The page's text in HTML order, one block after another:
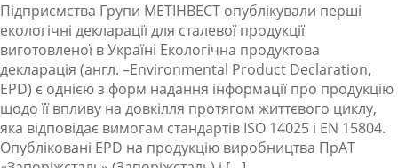
Підприємства Групи МЕТІНВЕСТ опублікували перші
екологічні декларації для сталевої продукції
виготовленої в Україні Екологічна продуктова
декларація (англ. –Environmental Product Declaration,
EPD) є однією з форм надання інформації про продукцію
щодо її впливу на довкілля протягом життєвого циклу,
яка відповідає вимогам стандартів ISO 14025 і EN 15804.
Опубліковані EPD на продукцію виробництва ПрАТ